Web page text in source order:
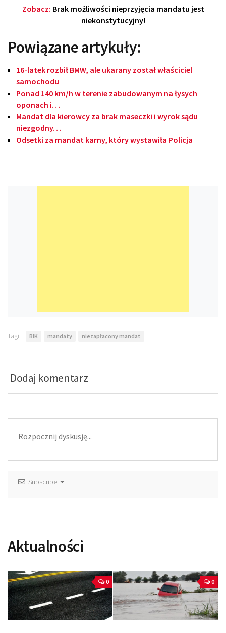
Zobacz: Brak możliwości nieprzyjęcia mandatu jest
niekonstytucyjny!
Powiązane artykuły:
16-latek rozbił BMW, ale ukarany został właściciel
samochodu
Ponad 140 km/h w terenie zabudowanym na łysych
oponach i…
Mandat dla kierowcy za brak maseczki i wyrok sądu
niezgodny…
Odsetki za mandat karny, który wystawiła Policja
Tagi: BIK mandaty niezapłacony mandat
Dodaj komentarz
Subscribe
Aktualności
0 0